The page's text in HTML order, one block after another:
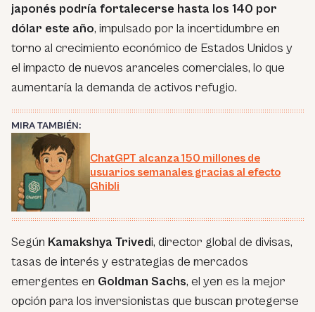
japonés podría fortalecerse hasta los 140 por
dólar este año, impulsado por la incertidumbre en
torno al crecimiento económico de Estados Unidos y
el impacto de nuevos aranceles comerciales, lo que
aumentaría la demanda de activos refugio.
MIRA TAMBIÉN:
ChatGPT alcanza 150 millones de
usuarios semanales gracias al efecto
Ghibli
Según Kamakshya Trivedi, director global de divisas,
tasas de interés y estrategias de mercados
emergentes en Goldman Sachs, el yen es la mejor
opción para los inversionistas que buscan protegerse